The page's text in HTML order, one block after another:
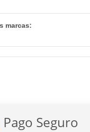
marcas:
Pago Seguro